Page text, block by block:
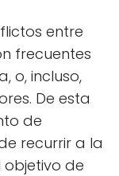
entre
frecuentes
o, incluso,
De esta
de
recurrir a la
de